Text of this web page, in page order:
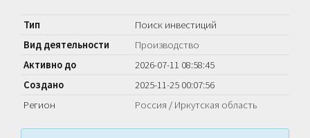
Тип
Поиск инвестиций
Вид деятельности
Производство
Активно до
2026-07-11 08:58:45
Создано
2025-11-25 00:07:56
Регион
Россия / Иркутская область